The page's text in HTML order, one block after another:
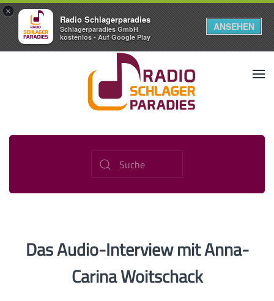
×
Radio Schlagerparadies
Schlagerparadies GmbH
kostenlos - Auf Google Play
ANSEHEN
Das Audio-Interview mit Anna-
Carina Woitschack